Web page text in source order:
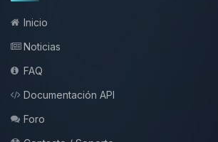
Inicio
Noticias
FAQ
Documentación API
Foro